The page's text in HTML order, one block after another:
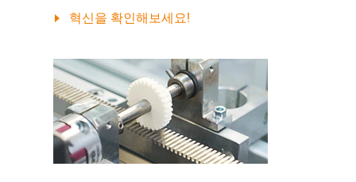
혁신을 확인해보세요!